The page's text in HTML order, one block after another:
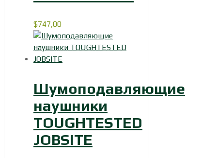
$747,00
Шумоподавляющие
наушники
TOUGHTESTED
JOBSITE